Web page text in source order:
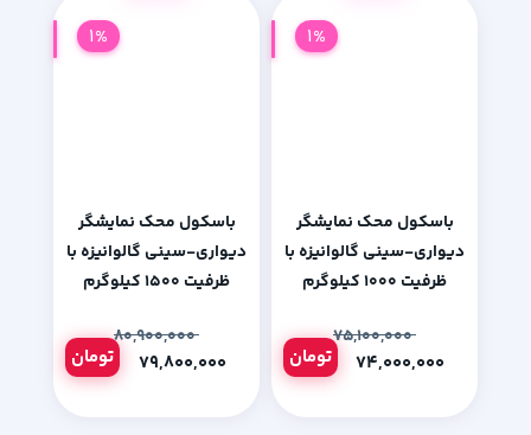
باسکول محک نمایشگر
دیواری-سینی گالوانیزه با
ظرفیت 1000 کیلوگرم
۷۵,۱۰۰,۰۰۰
تومان
1%
باسکول محک نمایشگر
دیواری-سینی گالوانیزه با
ظرفیت 1500 کیلوگرم
۸۰,۹۰۰,۰۰۰
تومان
1%